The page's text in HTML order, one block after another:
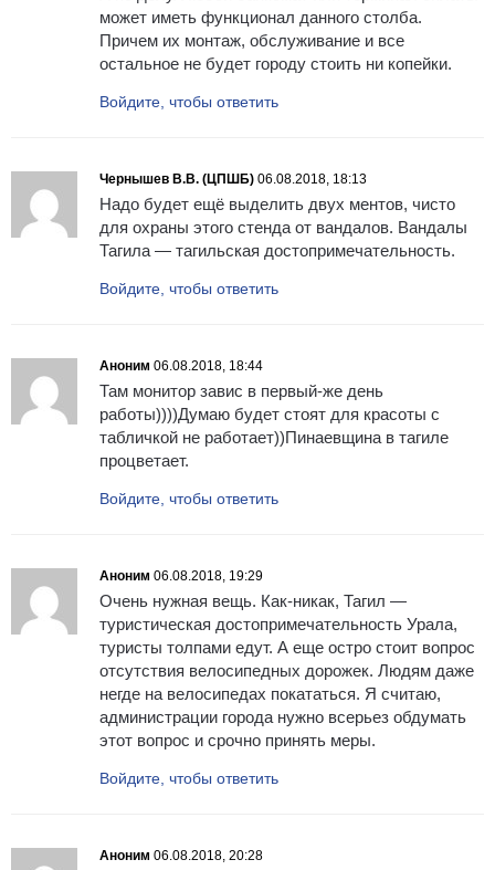
может иметь функционал данного столба.
Причем их монтаж, обслуживание и все
остальное не будет городу стоить ни копейки.
Войдите, чтобы ответить
Чернышев В.В. (ЦПШБ) 06.08.2018, 18:13
Надо будет ещё выделить двух ментов, чисто
для охраны этого стенда от вандалов. Вандалы
Тагила — тагильская достопримечательность.
Войдите, чтобы ответить
Аноним 06.08.2018, 18:44
Там монитор завис в первый-же день
работы))))Думаю будет стоят для красоты с
табличкой не работает))Пинаевщина в тагиле
процветает.
Войдите, чтобы ответить
Аноним 06.08.2018, 19:29
Очень нужная вещь. Как-никак, Тагил —
туристическая достопримечательность Урала,
туристы толпами едут. А еще остро стоит вопрос
отсутствия велосипедных дорожек. Людям даже
негде на велосипедах покататься. Я считаю,
администрации города нужно всерьез обдумать
этот вопрос и срочно принять меры.
Войдите, чтобы ответить
Аноним 06.08.2018, 20:28